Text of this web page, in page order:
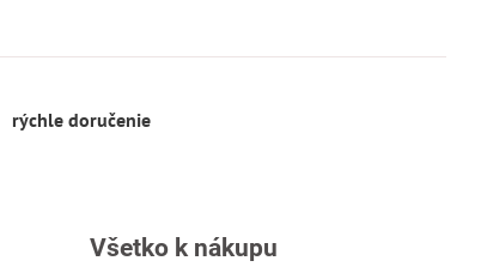
rýchle doručenie
Všetko k nákupu